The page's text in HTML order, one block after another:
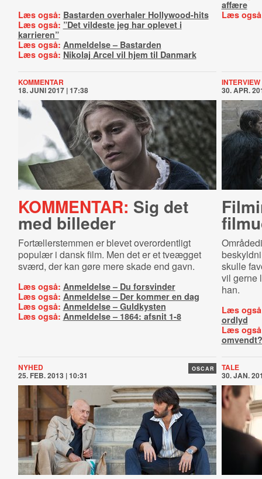
Læs også: Bastarden overhaler Hollywood-hits
Læs også: ”Det vildeste jeg har oplevet i
karrieren”
Læs også: Anmeldelse – Bastarden
Læs også: Nikolaj Arcel vil hjem til Danmark
affære
Læs
KOMMENTAR
18. JUNI 2017 | 17:38
KOMMENTAR: Sig det
med billeder
Fortællerstemmen er blevet overordentligt
populær i dansk film. Men det er et tveægget
sværd, der kan gøre mere skade end gavn.
Læs også: Anmeldelse – Du forsvinder
Læs også: Anmeldelse – Der kommer en dag
Læs også: Anmeldelse – Guldkysten
Læs også: Anmeldelse – 1864: afsnit 1-8
INTERVIEW
30. APR.
skulle
vil gerne
han.
Læs
ordlyd
Læs
omvendt?
OSCAR
NYHED
25. FEB. 2013 | 10:31
TALE
30. JAN.